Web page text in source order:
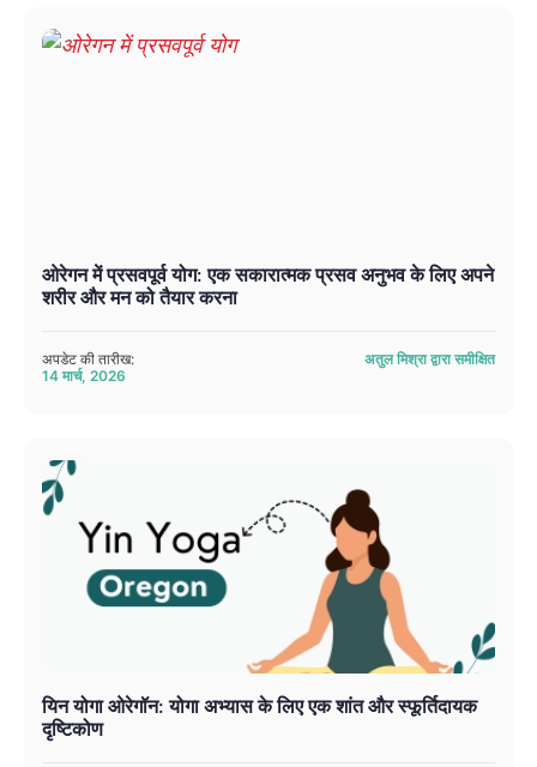
ओरेगन में प्रसवपूर्व योग: एक सकारात्मक प्रसव अनुभव के लिए अपने
शरीर और मन को तैयार करना
अपडेट की तारीख:
14 मार्च, 2026
अतुल मिश्रा द्वारा समीक्षित
यिन योगा ओरेगॉन: योगा अभ्यास के लिए एक शांत और स्फूर्तिदायक
दृष्टिकोण